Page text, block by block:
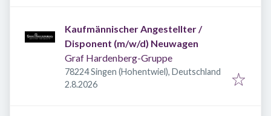
Kaufmännischer Angestellter /
Disponent (m/w/d) Neuwagen
Graf Hardenberg-Gruppe
78224 Singen (Hohentwiel), Deutschland
Veröffentlicht
2.8.2026